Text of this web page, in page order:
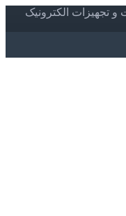
تجهیزات الکترونیک